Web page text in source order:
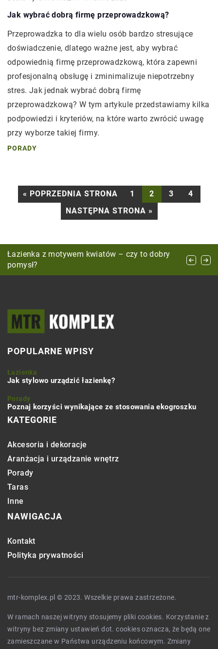
Jak wybrać dobrą firmę przeprowadzkową?
Przeprowadzka to dla wielu osób bardzo stresujące
doświadczenie, dlatego ważne jest, aby wybrać
odpowiednią firmę przeprowadzkową, która zapewni
profesjonalną obsługę i zminimalizuje niepotrzebny
stres. Jak jednak wybrać dobrą firmę
przeprowadzkową? W tym artykule przedstawiamy kilka
podpowiedzi i kryteriów, na które warto zwrócić uwagę
przy wyborze takiej firmy.
PORADY
« POPRZEDNIA STRONA 1 2 3
4
NASTĘPNA STRONA »
Porównanie skuteczności popularnych tabletek
do zmywarek – praktyczne wskazówki i porady
Łazienka z motywem kwiatów – czy to dobry
pomysł?
Jak wybrać idealne płytki imitujące kamień do
twojej kuchni: poradnik dla początkujących
POPULARNE WPISY
Łazienka
Jak stylowo urządzić łazienkę?
Porady
Poznaj korzyści wynikające ze stosowania ekogroszku
KATEGORIE
Akcesoria i dekoracje
Aranżacja i urządzanie wnętrz
Porady
Taras
Inne
NAWIGACJA
Kontakt
Polityka prywatności
mtr-komplex.pl © 2023. Wszelkie prawa zastrzeżone.
W ramach naszej witryny stosujemy pliki cookies. Korzystanie z
witryny bez zmiany ustawień dot. cookies oznacza, że będą one
zamieszczane w Państwa urządzeniu końcowym. Zmiany